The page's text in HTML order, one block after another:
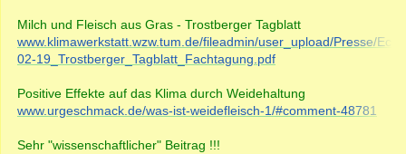
Milch und Fleisch aus Gras - Trostberger Tagblatt
www.klimawerkstatt.wzw.tum.de/fileadmin/user_upload/Presse/
02-19_Trostberger_Tagblatt_Fachtagung.pdf
Positive Effekte auf das Klima durch Weidehaltung
www.urgeschmack.de/was-ist-weidefleisch-1/#comment-48781
Sehr "wissenschaftlicher" Beitrag !!!